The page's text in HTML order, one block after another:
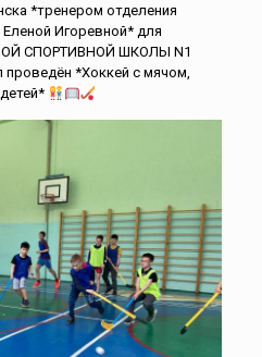
*тренером отделения
Игоревной* для
СПОРТИВНОЙ ШКОЛЫ N1
*Хоккей с мячом,